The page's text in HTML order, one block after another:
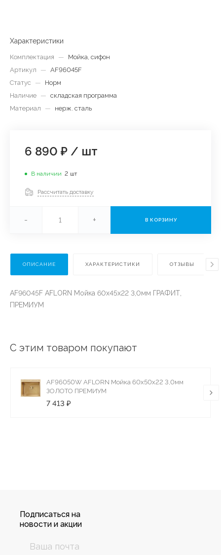
Характеристики
Комплектация —
Мойка, сифон
Артикул
— AF96045F
Статус
—
Норм
Наличие — складская программа
Материал
— нерж. сталь
6 890 ₽ / шт
В наличии 2 шт
Рассчитать доставку
- + В КОРЗИНУ
ОПИСАНИЕ ХАРАКТЕРИСТИКИ ОТЗЫВЫ
AF96045F AFLORN Мойка 60х45х22 3,0мм ГРАФИТ,
ПРЕМИУМ
С этим товаром покупают
AF96050W AFLORN Мойка 60х50х22 3,0мм
ЗОЛОТО ПРЕМИУМ
7 413 ₽
Подписаться на
новости и акции